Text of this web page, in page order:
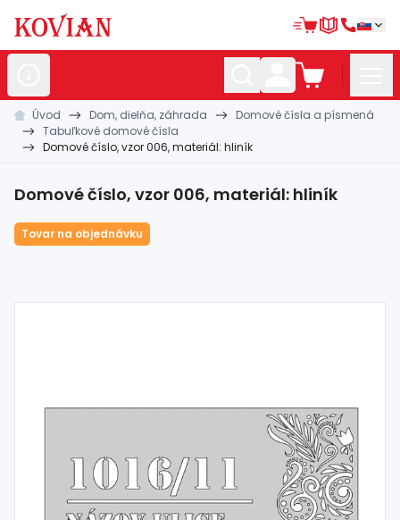
Nerezovépolotovary
Hliníkovépolotovary
Kovanépolotovary
Zábradlia amadlá
Automatizácia
Spojovacímateriál
Úvod Dom, dielňa, záhrada
Domové čísla a písmená
Tabuľkové domové čísla
Domové číslo, vzor 006, materiál: hliník
Domové číslo, vzor 006, materiál: hliník
Tovar na objednávku